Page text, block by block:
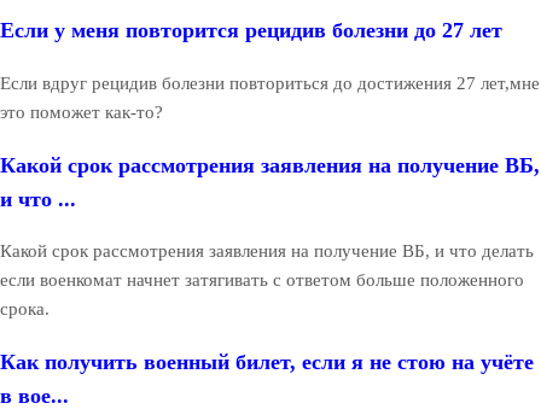
Если у меня повторится рецидив болезни до 27 лет
Если вдруг рецидив болезни повториться до достижения 27 лет,мне
это поможет как-то?
Какой срок рассмотрения заявления на получение ВБ,
и что ...
Какой срок рассмотрения заявления на получение ВБ, и что делать
если военкомат начнет затягивать с ответом больше положенного
срока.
Как получить военный билет, если я не стою на учёте
в вое...